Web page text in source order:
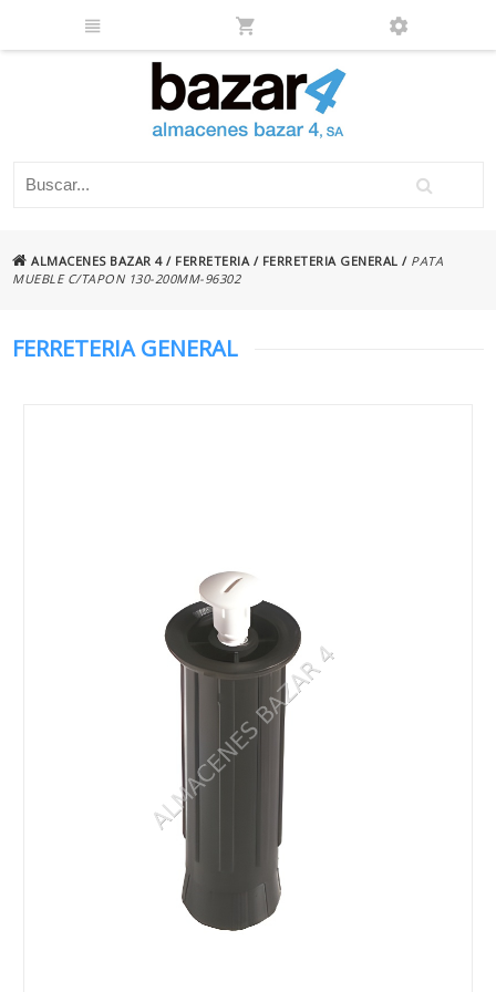
ALMACENES BAZAR 4/ FERRETERIA / FERRETERIA GENERAL / PATA
MUEBLE C/TAPON 130-200MM-96302
FERRETERIA GENERAL